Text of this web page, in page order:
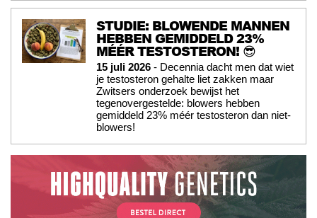
STUDIE: BLOWENDE MANNEN
HEBBEN GEMIDDELD 23%
MÉÉR TESTOSTERON! 😎
15 juli 2026 - Decennia dacht men dat wiet
je testosteron gehalte liet zakken maar
Zwitsers onderzoek bewijst het
tegenovergestelde: blowers hebben
gemiddeld 23% méér testosteron dan niet-
blowers!